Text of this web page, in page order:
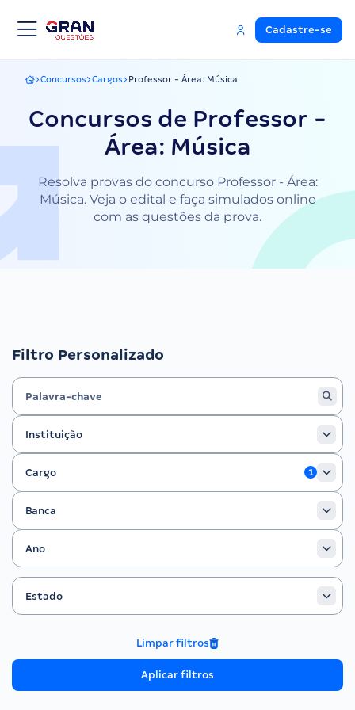
Cadastre-se
Gran Questões
Concursos Cargos Professor - Área: Música
Concursos de Professor -
Área: Música
Resolva provas do concurso Professor - Área:
Música. Veja o edital e faça simulados online
com as questões da prova.
Filtro Personalizado
Instituição
Instituição
Cargo
Cargo
1
Banca
Banca
Ano
Ano
Filtrar por Estado
Estado
Estado
Limpar filtros
Aplicar filtros